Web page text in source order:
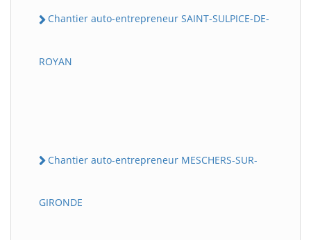
Chantier auto-entrepreneur SAINT-SULPICE-DE-
ROYAN
Chantier auto-entrepreneur MESCHERS-SUR-
GIRONDE